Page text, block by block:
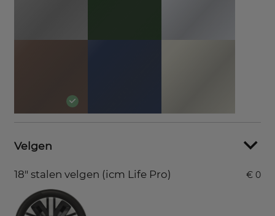
Velgen
18" stalen velgen (icm Life Pro) € 0